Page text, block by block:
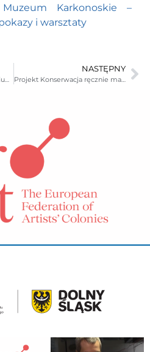
Karkonoskie –
i warsztaty
Uroczyste Otwarcie Laboratorium Szkła
NASTĘPNY
Projekt Konserwacja ręcznie malowanych Wzorników szklarskich ze zbiorów Muzeum Karkonoskiego w Jeleniej Górze